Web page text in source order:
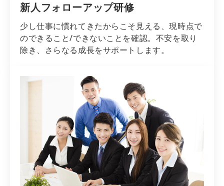
新人フォローアップ研修
少し仕事に慣れてきたからこそ見える、現時点で
のできること/できないことを確認。不安を取り
除き、さらなる成長をサポートします。